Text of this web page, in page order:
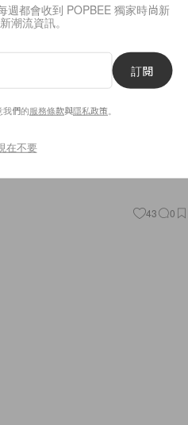
》即將上映，Kōki 透露
勵！
43 0
週都會收到 POPBEE 獨家時尚新
潮流資訊。
訂閱
我們的服務條款與隱私政策
在不要